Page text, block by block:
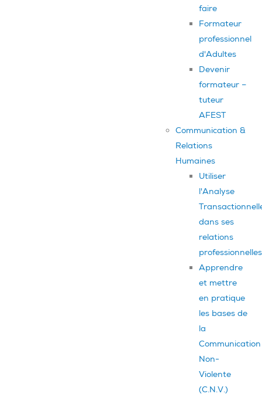
faire
Formateur
professionnel
d'Adultes
Devenir
formateur –
tuteur
AFEST
Communication &
Relations
Humaines
Utiliser
l'Analyse
dans ses
relations
professionnelles
Apprendre
et mettre
en pratique
les bases de
la
Communication
Non-
Violente
(C.N.V.)